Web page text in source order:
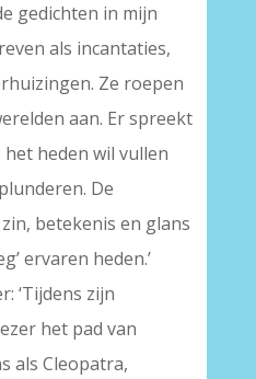
gedichten in mijn
als incantaties,
Ze roepen
aan. Er spreekt
heden wil vullen
De
betekenis en glans
ervaren heden.’
‘Tijdens zijn
het pad van
als Cleopatra,